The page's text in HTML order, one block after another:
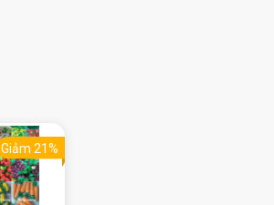
Giảm 21%